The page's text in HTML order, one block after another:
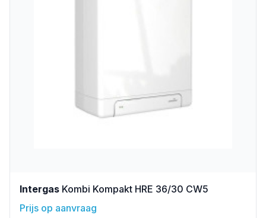
Intergas Kombi Kompakt HRE 36/30 CW5
Prijs op aanvraag